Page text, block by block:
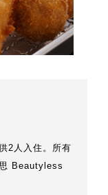
2人入住。所有
Beautyless